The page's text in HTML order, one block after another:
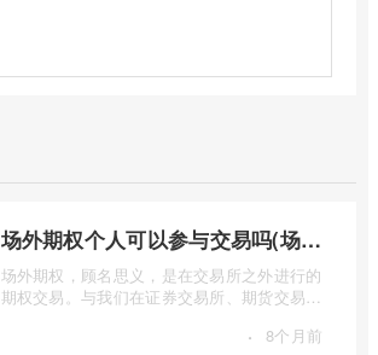
场外期权个人可以参与交易吗(场外个股期权怎样交易)
场外期权，顾名思义，是在交易所之外进行的
期权交易。与我们在证券交易所、期货交易所
· 8个月前